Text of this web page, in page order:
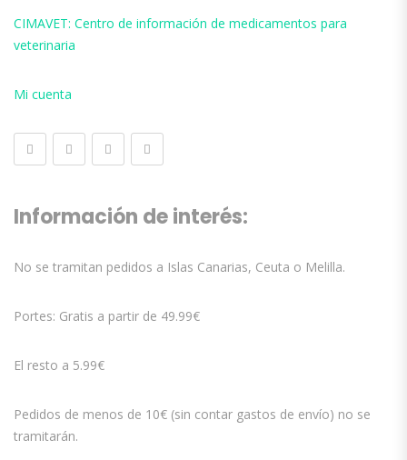
CIMAVET: Centro de información de medicamentos para
veterinaria
Mi cuenta
Información de interés:
No se tramitan pedidos a Islas Canarias, Ceuta o Melilla.
Portes: Gratis a partir de 49.99€
El resto a 5.99€
Pedidos de menos de 10€ (sin contar gastos de envío) no se
tramitarán.